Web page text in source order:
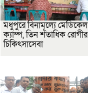
মধুপুরে বিনামূল্যে মেডিকেল
ক্যাম্প, তিন শতাধিক রোগীর
চিকিৎসাসেবা